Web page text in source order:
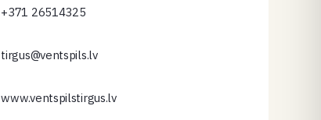
+371 26514325
tirgus@ventspils.lv
www.ventspilstirgus.lv